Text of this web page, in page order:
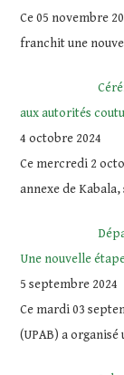
Ce 05 novembre
franchit une
aux autorités
4 octobre 2024
Ce mercredi 2
annexe de
Une nouvelle
5 septembre 2024
Ce mardi 03
(UPAB) a